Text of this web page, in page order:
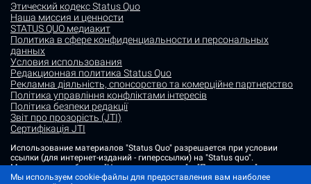
Этический кодекс Status Quo
Наша миссия и ценности
STATUS QUO медиакит
Политика в сфере конфиденциальности и персональных
данных
Условия использования
Редакционная политика Status Quo
Рекламна діяльність, спонсорство та комерційне партнерство
Політика управління конфліктами інтересів
Політика безпеки редакції
Звіт про прозорість (JTI)
Сертифікація JTI
Использование материалов "Status Quo" разрешается при условии
ссылки (для интернет-изданий - гиперссылки) на "Status quo".
Материалы в рубриках "Новости партнеров" и "Пресс-релизы"
размещаются на правах рекламы или в рамках некоммерческого
Мы используем cookie-файлы для предоставления вам наиболее